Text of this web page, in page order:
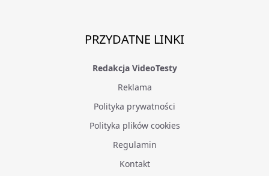
PRZYDATNE LINKI
Redakcja VideoTesty
Reklama
Polityka prywatności
Polityka plików cookies
Regulamin
Kontakt